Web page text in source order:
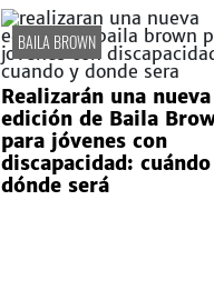
BAILA BROWN
Realizarán una nueva
edición de Baila
para jóvenes con
discapacidad:
dónde será